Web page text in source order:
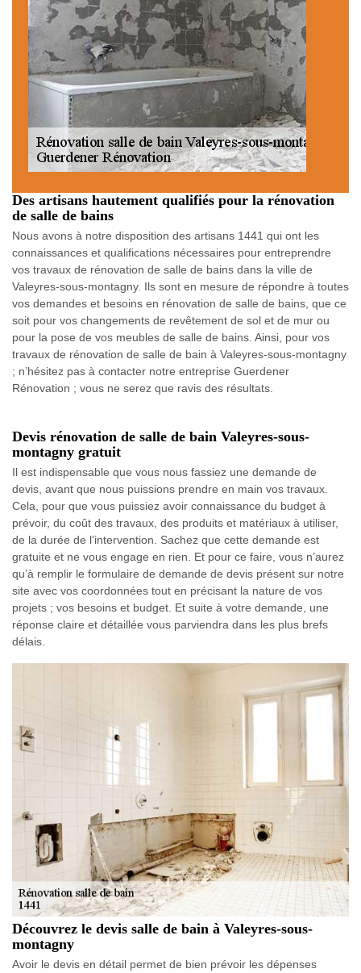
Des artisans hautement qualifiés pour la rénovation
de salle de bains
Nous avons à notre disposition des artisans 1441 qui ont les
connaissances et qualifications nécessaires pour entreprendre
vos travaux de rénovation de salle de bains dans la ville de
Valeyres-sous-montagny. Ils sont en mesure de répondre à toutes
vos demandes et besoins en rénovation de salle de bains, que ce
soit pour vos changements de revêtement de sol et de mur ou
pour la pose de vos meubles de salle de bains. Ainsi, pour vos
travaux de rénovation de salle de bain à Valeyres-sous-montagny
; n’hésitez pas à contacter notre entreprise Guerdener
Rénovation ; vous ne serez que ravis des résultats.
Devis rénovation de salle de bain Valeyres-sous-
montagny gratuit
Il est indispensable que vous nous fassiez une demande de
devis, avant que nous puissions prendre en main vos travaux.
Cela, pour que vous puissiez avoir connaissance du budget à
prévoir, du coût des travaux, des produits et matériaux à utiliser,
de la durée de l’intervention. Sachez que cette demande est
gratuite et ne vous engage en rien. Et pour ce faire, vous n’aurez
qu’à remplir le formulaire de demande de devis présent sur notre
site avec vos coordonnées tout en précisant la nature de vos
projets ; vos besoins et budget. Et suite à votre demande, une
réponse claire et détaillée vous parviendra dans les plus brefs
délais.
Découvrez le devis salle de bain à Valeyres-sous-
montagny
Avoir le devis en détail permet de bien prévoir les dépenses